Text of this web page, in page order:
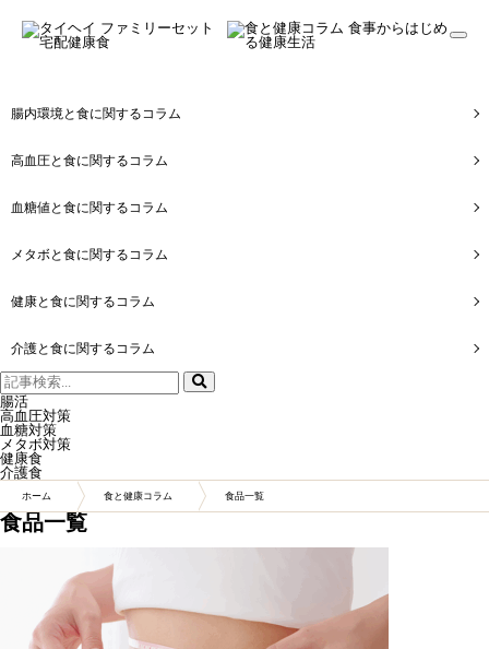
腸内環境と食に関するコラム
高血圧と食に関するコラム
血糖値と食に関するコラム
メタボと食に関するコラム
健康と食に関するコラム
介護と食に関するコラム
検
索:
腸活
高血圧対策
血糖対策
メタボ対策
健康食
介護食
ホーム 食と健康コラム 食品一覧
食品一覧